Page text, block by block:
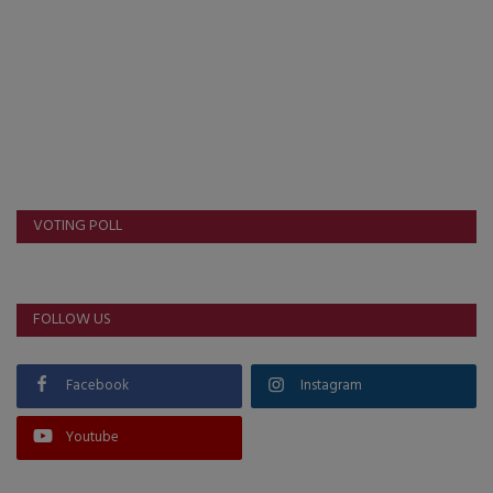
રાષ્ટ્રીય
Support US
બજારના સમાચાર
VOTING POLL
FOLLOW US
Facebook Instagram
Youtube